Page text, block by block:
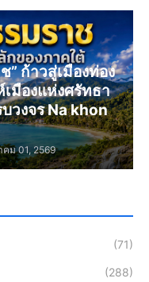
ก้าวสู่เมืองท่อง
มืองแห่งศรัทธา
วงจร Na khon
คม 01, 2569
(71)
(288)